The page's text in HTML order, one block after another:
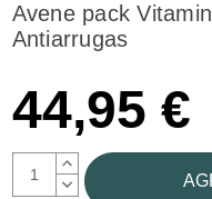
Avene pack
Antiarrugas
44,95 €
AUMENTAR
CANTIDAD:
DISMINUIR